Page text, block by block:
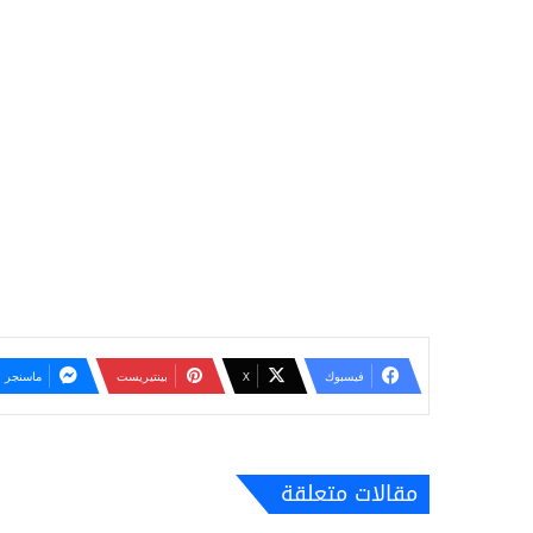
فيسبوك ‫X بينتيريست ماسنجر
مقالات متعلقة